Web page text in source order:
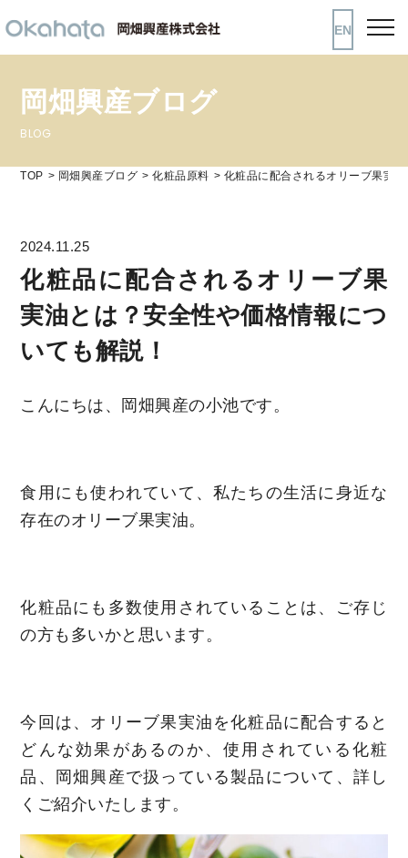
EN
岡畑興産ブログ
BLOG
TOP 岡畑興産ブログ 化粧品原料 化粧品に配合されるオリーブ果実
2024.11.25
化粧品に配合されるオリーブ果
実油とは？安全性や価格情報につ
いても解説！
こんにちは、岡畑興産の小池です。
食用にも使われていて、私たちの生活に身近な
存在のオリーブ果実油。
化粧品にも多数使用されていることは、ご存じ
の方も多いかと思います。
今回は、オリーブ果実油を化粧品に配合すると
どんな効果があるのか、使用されている化粧
品、岡畑興産で扱っている製品について、詳し
くご紹介いたします。